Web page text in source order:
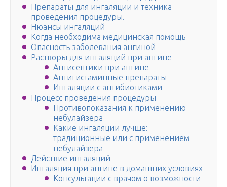
Препараты для ингаляции и техника
проведения процедуры.
Нюансы ингаляций
Когда необходима медицинская помощь
Опасность заболевания ангиной
Растворы для ингаляций при ангине
Антисептики при ангине
Антигистаминные препараты
Ингаляции с антибиотиками
Процесс проведения процедуры
Противопоказания к применению
небулайзера
Какие ингаляции лучше:
традиционные или с применением
небулайзера
Действие ингаляций
Ингаляция при ангине в домашних условиях
Консультации с врачом о возможности